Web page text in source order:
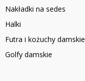
Nakładki na sedes
Halki
Futra i kożuchy damskie
Golfy damskie